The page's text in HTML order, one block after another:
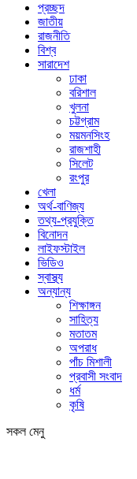
প্রচ্ছদ
জাতীয়
রাজনীতি
বিশ্ব
সারাদেশ
ঢাকা
বরিশাল
খুলনা
চট্টগ্রাম
ময়মনসিংহ
রাজশাহী
সিলেট
রংপুর
খেলা
অর্থ-বাণিজ্য
তথ্য-প্রযুক্তি
বিনোদন
লাইফস্টাইল
ভিডিও
স্বাস্থ্য
অন্যান্য
শিক্ষাঙ্গন
সাহিত্য
মতাতম
অপরাধ
পাঁচ মিশালী
প্রবাসী সংবাদ
ধর্ম
কৃষি
সকল মেনু